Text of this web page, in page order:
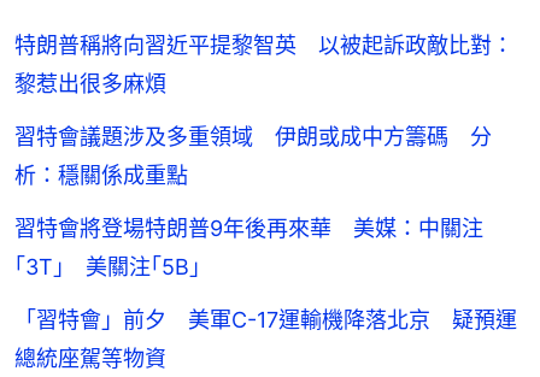
特朗普稱將向習近平提黎智英 以被起訴政敵比對：
黎惹出很多麻煩
習特會議題涉及多重領域 伊朗或成中方籌碼 分
析：穩關係成重點
習特會將登場特朗普9年後再來華 美媒：中關注
｢3T｣ 美關注｢5B｣
「習特會」前夕 美軍C-17運輸機降落北京 疑預運
總統座駕等物資